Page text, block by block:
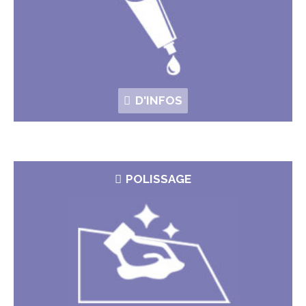
D'INFOS
POLISSAGE